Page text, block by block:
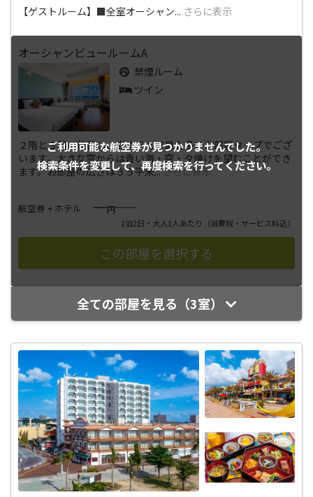
【ゲストルーム】■全室オーシャン... さらに表示
ご利用可能な航空券が見つかりませんでした。
検索条件を変更して、再度検索を行ってください。
オーシャンビュールームA
禁煙ルーム
ツイン
２階と３階に位置し、当ホテルで最も多いお部屋タイプでござ
います。大きな窓からは青い海・空・夕焼けを望むことができ
ます。お部屋の広さは３５平米...さらに表示
航空券 + ホテル ――――円
1泊2日・大人1人あたり （消費税・サービス料込）
全ての部屋を見る（3室）